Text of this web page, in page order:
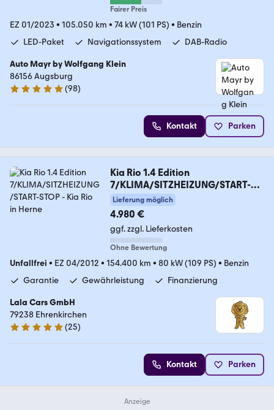
Fairer Preis
EZ 01/2023 • 105.050 km • 74 kW (101 PS) • Benzin
LED-Paket
Navigationssystem DAB-Radio
Auto Mayr by Wolfgang Klein
86156 Augsburg
4.9 Sterne
(98)
Kontakt Parken
Kia Rio 1.4 Edition
7/KLIMA/SITZHEIZUNG/START-
STOP
Lieferung möglich
4.980 €
ggf. zzgl. Lieferkosten
Ohne Bewertung
Unfallfrei • EZ 04/2012 • 154.400 km • 80 kW (109 PS) • Benzin
Garantie
Gewährleistung Finanzierung
Lala Cars GmbH
79238 Ehrenkirchen
5 Sterne
(25)
Kontakt Parken